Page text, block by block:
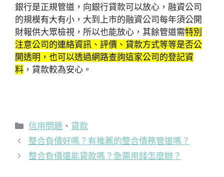
銀行是正規管道，向銀行貸款可以放心，融資公司
的規模有大有小，大到上市的融資公司每年須公開
財報供大眾檢視，所以也能放心，其餘管道需特別
注意公司的連絡資訊、評價、貸款方式等等是否公
開透明，也可以透過網路查詢這家公司的登記資
料 ，貸款較為安心。
分
類
信用問題 、 貸款
整合負債好嗎？有推薦的整合債務管道嗎？
整合負債還能貸款嗎？急需用錢怎麼辦？